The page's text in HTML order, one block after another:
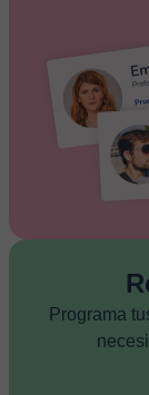
Programa